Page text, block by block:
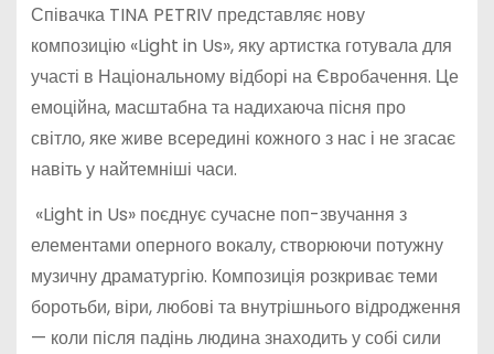
Співачка TINA PETRIV представляє нову
композицію «Light in Us», яку артистка готувала для
участі в Національному відборі на Євробачення. Це
емоційна, масштабна та надихаюча пісня про
світло, яке живе всередині кожного з нас і не згасає
навіть у найтемніші часи.
«Light in Us» поєднує сучасне поп-звучання з
елементами оперного вокалу, створюючи потужну
музичну драматургію. Композиція розкриває теми
боротьби, віри, любові та внутрішнього відродження
— коли після падінь людина знаходить у собі сили